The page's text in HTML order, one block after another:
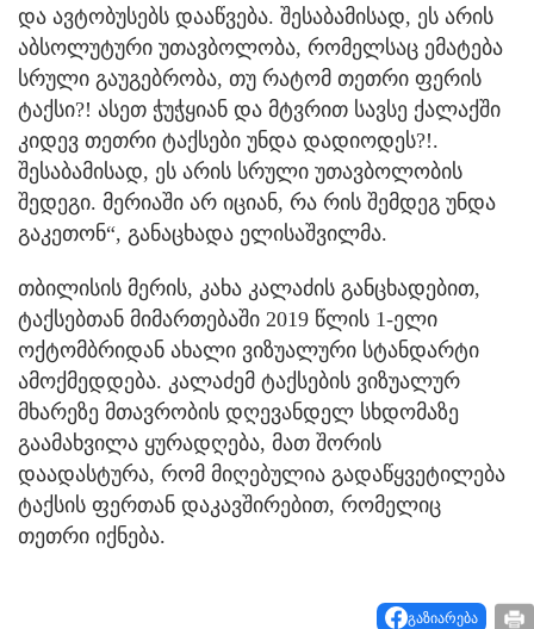
და ავტობუსებს დააწვება. შესაბამისად, ეს არის
აბსოლუტური უთავბოლობა, რომელსაც ემატება
სრული გაუგებრობა, თუ რატომ თეთრი ფერის
ტაქსი?! ასეთ ჭუჭყიან და მტვრით სავსე ქალაქში
კიდევ თეთრი ტაქსები უნდა დადიოდეს?!.
შესაბამისად, ეს არის სრული უთავბოლობის
შედეგი. მერიაში არ იციან, რა რის შემდეგ უნდა
გაკეთონ“, განაცხადა ელისაშვილმა.
თბილისის მერის, კახა კალაძის განცხადებით,
ტაქსებთან მიმართებაში 2019 წლის 1-ელი
ოქტომბრიდან ახალი ვიზუალური სტანდარტი
ამოქმედდება. კალაძემ ტაქსების ვიზუალურ
მხარეზე მთავრობის დღევანდელ სხდომაზე
გაამახვილა ყურადღება, მათ შორის
დაადასტურა, რომ მიღებულია გადაწყვეტილება
ტაქსის ფერთან დაკავშირებით, რომელიც
თეთრი იქნება.
გაზიარება